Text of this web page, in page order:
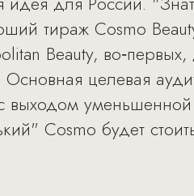
тираж Cosmo
Beauty, во‑первых,
целевая
выходом
Cosmo будет